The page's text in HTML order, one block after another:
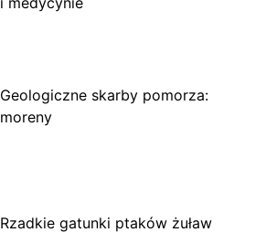
Geologiczne skarby pomorza:
moreny
Rzadkie gatunki ptaków żuław